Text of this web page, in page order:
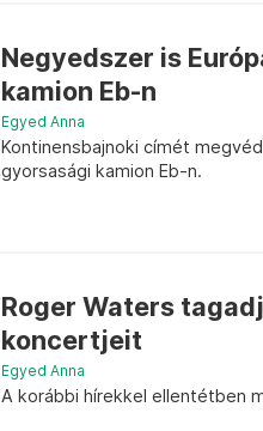
Negyedszer is
kamion Eb-n
Egyed Anna
Kontinensbajnoki címét
gyorsasági kamion Eb-n.
Roger Waters
koncertjeit
Egyed Anna
A korábbi hírekkel ellentétben